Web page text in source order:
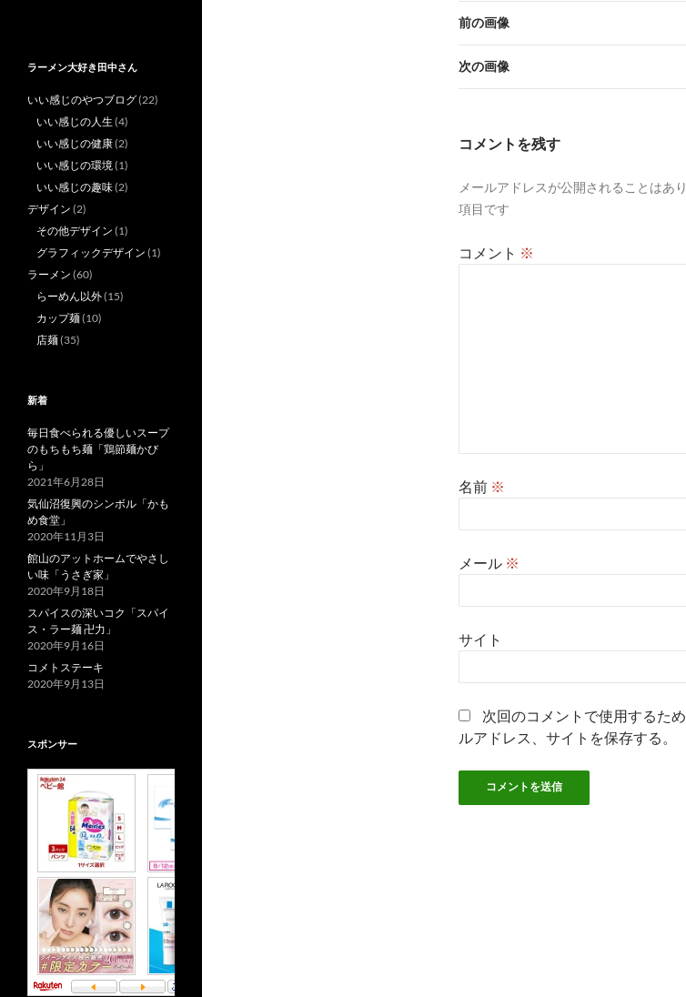
前の画像
次の画像
コメントを残す
メールアドレスが公開されることはあり
項目です
コメント ※
名前 ※
メール ※
サイト
次回のコメントで使用するた
ルアドレス、サイトを保存する。
ラーメン大好き田中さん
いい感じのやつブログ(22)
いい感じの人生 (4)
いい感じの健康(2)
いい感じの環境(1)
いい感じの趣味(2)
デザイン (2)
その他デザイン (1)
グラフィックデザイン (1)
ラーメン (60)
らーめん以外(15)
カップ麺(10)
店麺(35)
新着
毎日食べられる優しいスープ
のもちもち麺「鶏節麺かび
ら」
2021年6月28日
気仙沼復興のシンボル「かも
め食堂」
2020年11月3日
館山のアットホームでやさし
い味「うさぎ家」
2020年9月18日
スパイスの深いコク「スパイ
ス・ラー麺 卍力」
2020年9月16日
コメトステーキ
2020年9月13日
スポンサー